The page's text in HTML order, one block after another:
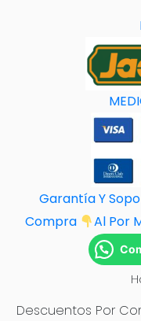
Garantía Y
Compra
Al Por
Descuentos Por